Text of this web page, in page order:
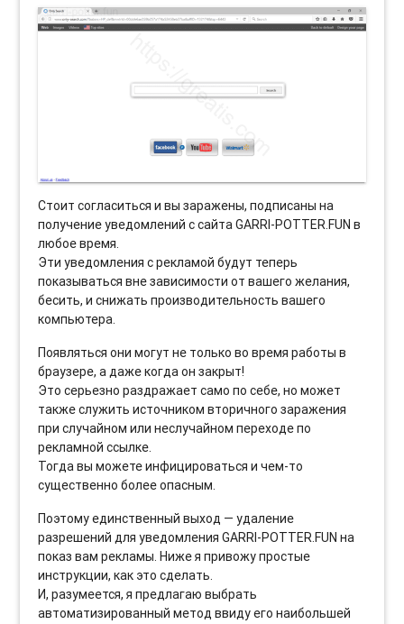
Стоит согласиться и вы заражены, подписаны на
получение уведомлений с сайта GARRI-POTTER.FUN в
любое время.
Эти уведомления с рекламой будут теперь
показываться вне зависимости от вашего желания,
бесить, и снижать производительность вашего
компьютера.
Появляться они могут не только во время работы в
браузере, а даже когда он закрыт!
Это серьезно раздражает само по себе, но может
также служить источником вторичного заражения
при случайном или неслучайном переходе по
рекламной ссылке.
Тогда вы можете инфицироваться и чем-то
существенно более опасным.
Поэтому единственный выход — удаление
разрешений для уведомления GARRI-POTTER.FUN на
показ вам рекламы. Ниже я привожу простые
инструкции, как это сделать.
И, разумеется, я предлагаю выбрать
автоматизированный метод ввиду его наибольшей